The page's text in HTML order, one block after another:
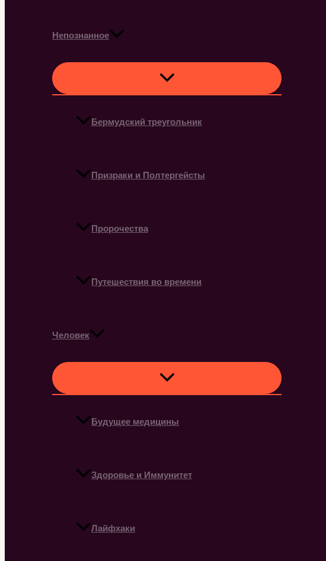
Непознанное
Бермудский треугольник
Призраки и Полтергейсты
Пророчества
Путешествия во времени
Человек
Будущее медицины
Здоровье и Иммунитет
Лайфхаки